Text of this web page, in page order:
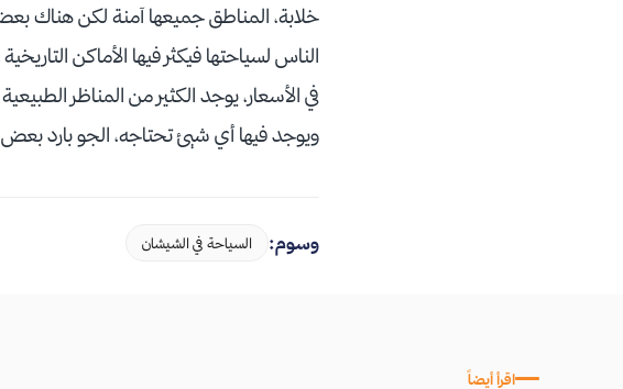
خلابة، المناطق جميعها آمنة لكن هناك
الناس لسياحتها فيكثر فيها الأماكن
في الأسعار، يوجد الكثير من المناظر
ويوجد فيها أي شيئ تحتاجه، الجو بارد
وسوم: السياحة في الشيشان
اقرأ أيضاً